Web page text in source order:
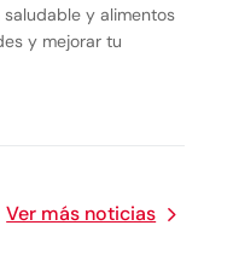
y alimentos
y mejorar tu
Ver más noticias